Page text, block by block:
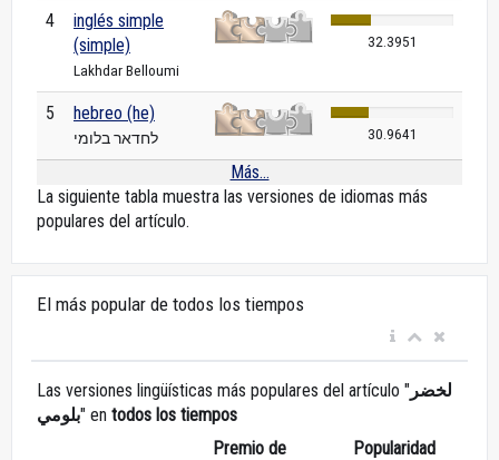
4
inglés simple
(simple)
Lakhdar Belloumi
32.3951
5 hebreo (he)
לחדאר בלומי 30.9641
Más...
La siguiente tabla muestra las versiones de idiomas más
populares del artículo.
El más popular de todos los tiempos
Las versiones lingüísticas más populares del artículo " لخضر
بلومي" en todos los tiempos
Premio de
Popularidad